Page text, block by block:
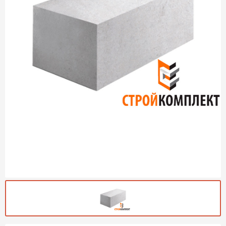
Газобетон (ЕвроАэроБетон)
ПЕРЕЙТИ
ПЕРЕЙТИ
Газосиликат
Газобетон Poritep